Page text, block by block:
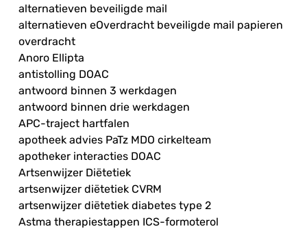
alternatieven beveiligde mail
alternatieven eOverdracht beveiligde mail papieren
overdracht
Anoro Ellipta
antistolling DOAC
antwoord binnen 3 werkdagen
antwoord binnen drie werkdagen
APC-traject hartfalen
apotheek advies PaTz MDO cirkelteam
apotheker interacties DOAC
Artsenwijzer Diëtetiek
artsenwijzer diëtetiek CVRM
artsenwijzer diëtetiek diabetes type 2
Astma therapiestappen ICS-formoterol